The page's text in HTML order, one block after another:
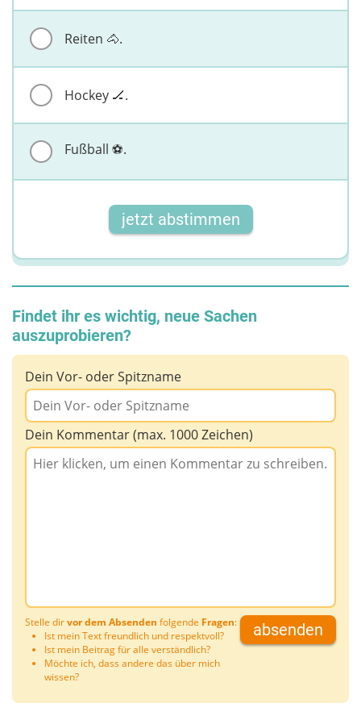
Reiten 🐴.
Hockey 🏒.
Fußball ⚽️.
jetzt abstimmen
Findet ihr es wichtig, neue Sachen
auszuprobieren?
Dein Vor- oder Spitzname
Dein Kommentar (max. 1000 Zeichen)
Stelle dirvor dem Absenden folgende Fragen:
Ist mein Text freundlich und respektvoll?
Ist mein Beitrag für alle verständlich?
Möchte ich, dass andere das über mich
wissen?
absenden